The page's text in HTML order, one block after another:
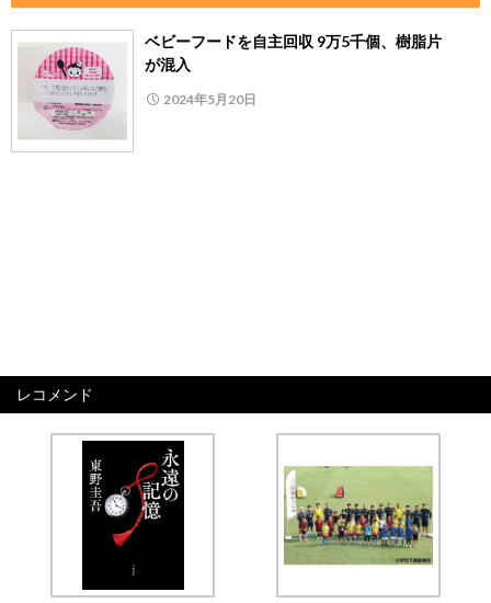
ベビーフードを自主回収 9万5千個、樹脂片
が混入
2024年5月20日
レコメンド